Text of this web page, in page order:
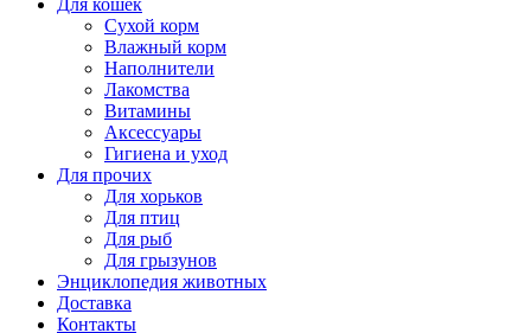
Сухой корм
Влажный корм
Наполнители
Лакомства
Витамины
Аксессуары
Гигиена и уход
Для прочих
Для хорьков
Для птиц
Для рыб
Для грызунов
Энциклопедия животных
Доставка
Контакты